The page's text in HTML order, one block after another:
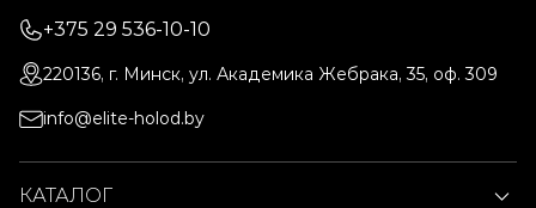
+375 29 536-10-10
220136, г. Минск, ул. Академика Жебрака, 35, оф. 309
info@elite-holod.by
КАТАЛОГ